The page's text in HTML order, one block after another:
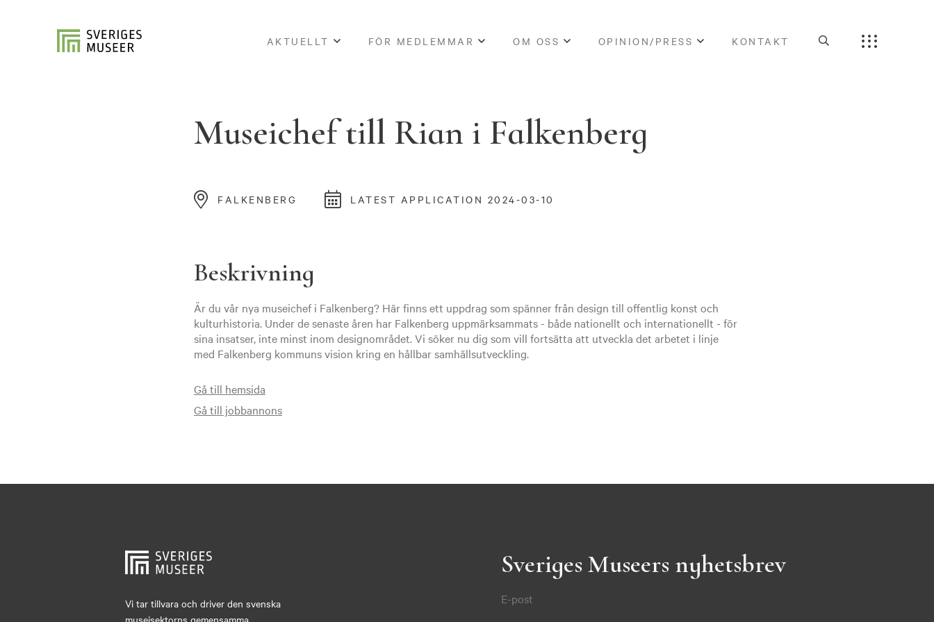
AKTUELLT FÖR MEDLEMMAR OM OSS OPINION/PRESS KONTAKT
Museichef till Rian i Falkenberg
FALKENBERG LATEST APPLICATION 2024-03-10
Beskrivning
Är du vår nya museichef i Falkenberg? Här finns ett uppdrag som spänner från design till offentlig konst och
kulturhistoria. Under de senaste åren har Falkenberg uppmärksammats - både nationellt och internationellt - för
sina insatser, inte minst inom designområdet. Vi söker nu dig som vill fortsätta att utveckla det arbetet i linje
med Falkenberg kommuns vision kring en hållbar samhällsutveckling.
Gå till hemsida
Gå till jobbannons
Vi tar tillvara och driver den svenska
museisektorns gemensamma
Sveriges Museers nyhetsbrev
E-post